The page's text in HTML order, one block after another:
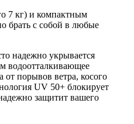
7 кг) и компактным
брать с собой в любые
надежно укрывается
водоотталкивающее
от порывов ветра, косого
UV 50+ блокирует
защитит вашего